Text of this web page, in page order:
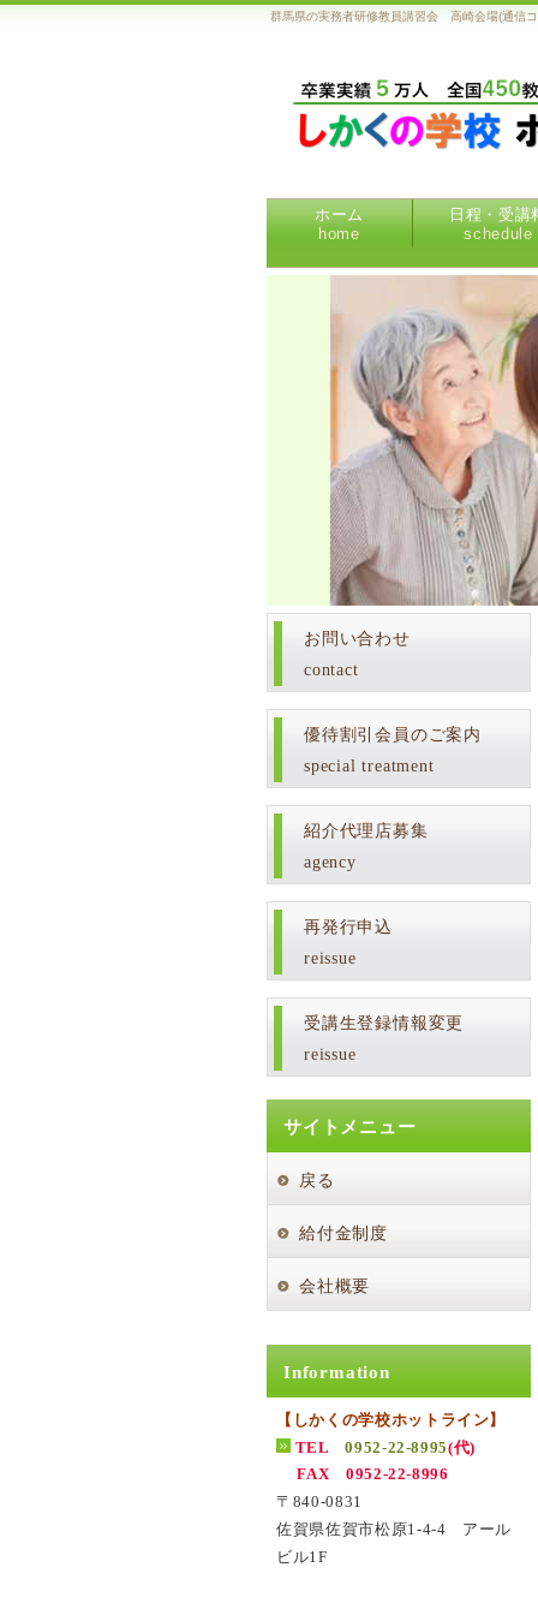
群馬県の実務者研修教員講習会 高崎会場(通信
ホーム
home
日程・受講
schedule
お問い合わせ
contact
優待割引会員のご案内
special treatment
紹介代理店募集
agency
再発行申込
reissue
受講生登録情報変更
reissue
サイトメニュー
戻る
給付金制度
会社概要
Information
【しかくの学校ホットライン】
TEL0952-22-8995(代)
FAX 0952-22-8996
〒840-0831
佐賀県佐賀市松原1-4-4 アール
ビル1F